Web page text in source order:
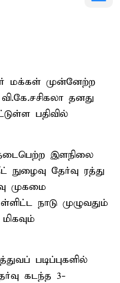
மக்கள் முன்னேற்ற
தனது
பதிவில்
நடைபெற்ற இளநிலை
நுழைவு தேர்வு ரத்து
முகமை
நாடு முழுவதும்
படிப்புகளில்
கடந்த 3-